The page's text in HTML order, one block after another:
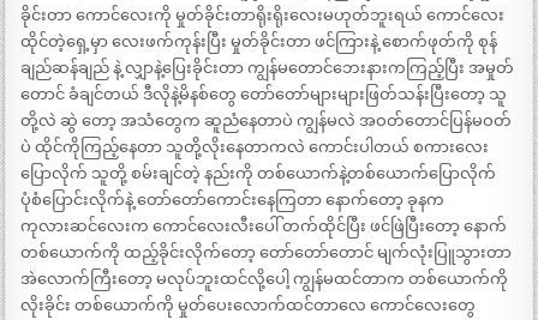
ခိုင်းတာ ကောင်လေးကို မှုတ်ခိုင်းတာရိုးရိုးလေးမဟုတ်ဘူးရယ် ကောင်လေး
ထိုင်တဲ့ရှေ့မှာ လေးဖက်ကုန်းပြီး မှုတ်ခိုင်းတာ ဖင်ကြားနဲ့ စောက်ဖုတ်ကို စုန်
ချည်ဆန်ချည် နဲ့ လျှာနဲ့ပြေးခိုင်းတာ ကျွန်မတောင်ဘေးနားကကြည့်ပြီး အမှုတ်
တောင် ခံချင်တယ် ဒီလိုနဲ့မိနစ်တွေ တော်တော်များများဖြတ်သန်းပြီးတော့ သူ
တို့လဲ ဆွဲ တော့ အသံတွေက ဆူညံနေတာပဲ ကျွန်မလဲ အဝတ်တောင်ပြန်မဝတ်
ပဲ ထိုင်ကိုကြည့်နေတာ သူတို့လိုးနေတာကလဲ ကောင်းပါတယ် စကားလေး
ပြောလိုက် သူတို့ စမ်းချင်တဲ့ နည်းကို တစ်ယောက်နဲ့တစ်ယောက်ပြောလိုက်
ပုံစံပြောင်းလိုက်နဲ့ တော်တော်ကောင်းနေကြတာ နောက်တော့ ခုနက
ကုလားဆင်လေးက ကောင်လေးလီးပေါ် တက်ထိုင်ပြီး ဖင်ဖြဲပြီးတော့ နောက်
တစ်ယောက်ကို ထည့်ခိုင်းလိုက်တော့ တော်တော်တောင် မျက်လုံးပြူသွားတာ
အဲလောက်ကြီးတော့ မလုပ်ဘူးထင်လို့ပေါ့ ကျွန်မထင်တာက တစ်ယောက်ကို
လိုးခိုင်း တစ်ယောက်ကို မှုတ်ပေးလောက်ထင်တာလေ ကောင်လေးတွေ